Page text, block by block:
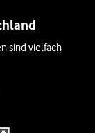
sind vielfach